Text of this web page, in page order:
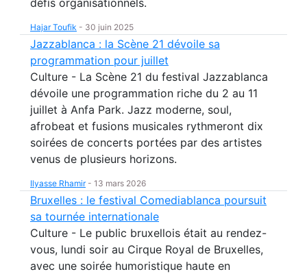
Hajar Toufik - 30 juin 2025
Jazzablanca : la Scène 21 dévoile sa
programmation pour juillet
Culture - La Scène 21 du festival Jazzablanca
dévoile une programmation riche du 2 au 11
juillet à Anfa Park. Jazz moderne, soul,
afrobeat et fusions musicales rythmeront dix
soirées de concerts portées par des artistes
venus de plusieurs horizons.
Ilyasse Rhamir- 13 mars 2026
Bruxelles : le festival Comediablanca poursuit
sa tournée internationale
Culture - Le public bruxellois était au rendez-
vous, lundi soir au Cirque Royal de Bruxelles,
avec une soirée humoristique haute en